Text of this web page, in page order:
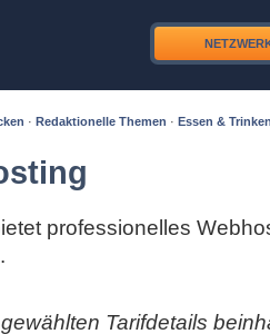
· Redaktionelle Themen · Essen &
professionelles
Tarifdetails